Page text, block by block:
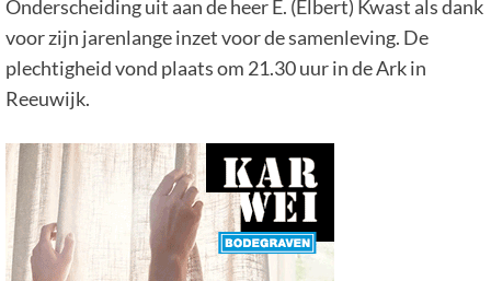
Onderscheiding uit aan de heer E. (Elbert) Kwast als dank
voor zijn jarenlange inzet voor de samenleving. De
plechtigheid vond plaats om 21.30 uur in de Ark in
Reeuwijk.